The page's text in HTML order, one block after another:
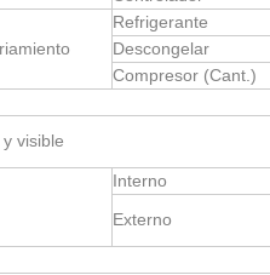
Refrigerante
Descongelar
Compresor (Cant.)
visible
Interno
Externo